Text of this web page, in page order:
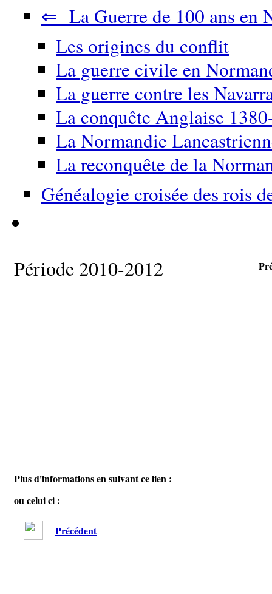
⇐ La Guerre de 100 ans en
Les origines du conflit
La guerre civile en
La guerre contre les
La conquête Anglaise
La Normandie
La reconquête de la
Généalogie croisée des rois
Période 2010-2012
Plus d'informations en suivant ce lien :
ou celui ci :
Précédent